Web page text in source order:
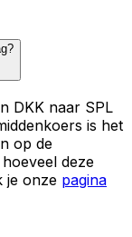
DKK naar SPL
is het
op de
deze
je onze pagina